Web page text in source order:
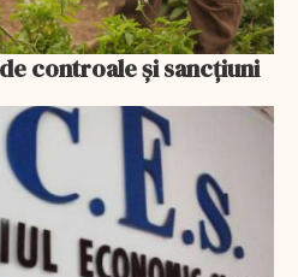
controale și sancțiuni